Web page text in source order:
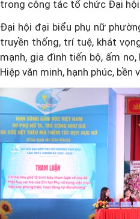
trong công tác tổ chức Đại
Đại hội đại biểu phụ nữ
truyền thống, trí tuệ, khát
mạnh, gia đình tiến bộ, ấm
Hiệp văn minh, hạnh phúc,